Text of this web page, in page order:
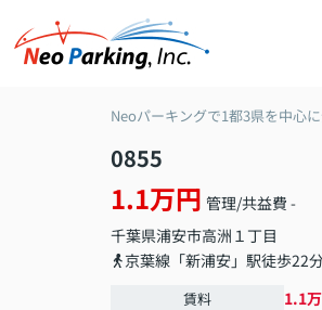
Neoパーキングで1都3県を中心
0855
1.1万円 管理/共益費 -
千葉県浦安市高洲 １丁目
京葉線「新浦安」駅徒歩22
賃料 1.1